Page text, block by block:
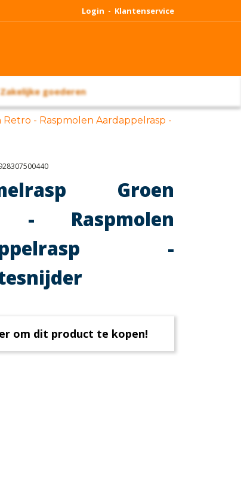
Login - Klantenservice
Zakelijke goederen
- Raspmolen Aardappelrasp -
Groen
- Raspmolen
-
om dit product te kopen!